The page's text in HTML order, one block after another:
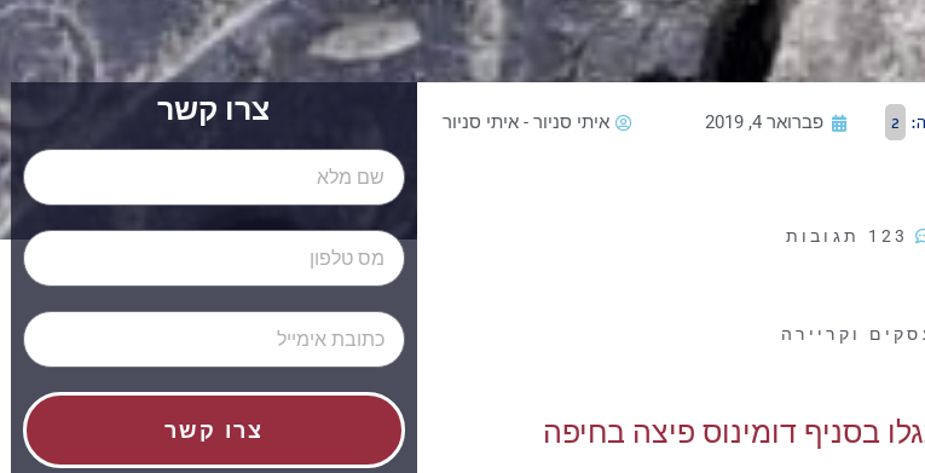
2 פברואר 4, 2019 איתי סניור - איתי סניור
123 תגובות
וקריירה
בסניף דומינוס פיצה בחיפה
צרו קשר
צרו קשר